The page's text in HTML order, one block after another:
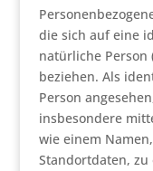
die sich auf eine
natürliche Person
beziehen. Als
Person
insbesondere
wie einem
Standortdaten,